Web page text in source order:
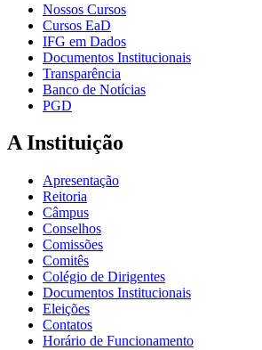
Nossos Cursos
Cursos EaD
IFG em Dados
Documentos Institucionais
Transparência
Banco de Notícias
PGD
A Instituição
Apresentação
Reitoria
Câmpus
Conselhos
Comissões
Comitês
Colégio de Dirigentes
Documentos Institucionais
Eleições
Contatos
Horário de Funcionamento